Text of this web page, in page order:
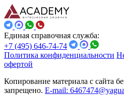
Единая справочная служба:
+7 (495) 646-74-74
Политика конфиденциальности
офертой
Копирование материала с сайта
запрещено. E-mail: